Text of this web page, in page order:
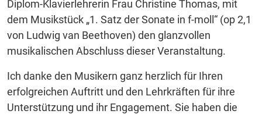
Diplom-Klavierlehrerin Frau Christine Thomas, mit
dem Musikstück „1. Satz der Sonate in f-moll“ (op 2,1
von Ludwig van Beethoven) den glanzvollen
musikalischen Abschluss dieser Veranstaltung.
Ich danke den Musikern ganz herzlich für Ihren
erfolgreichen Auftritt und den Lehrkräften für ihre
Unterstützung und ihr Engagement. Sie haben die